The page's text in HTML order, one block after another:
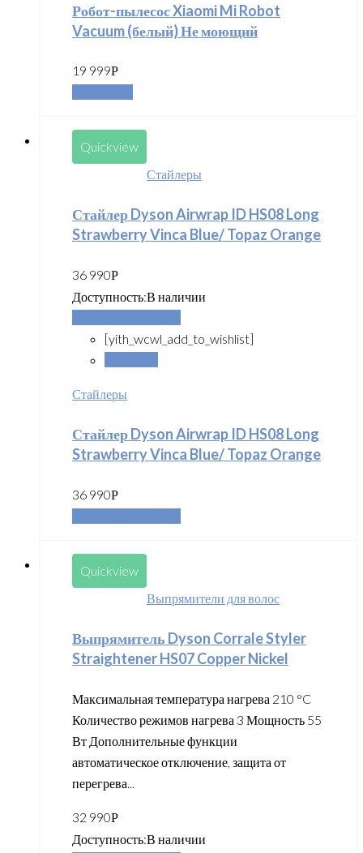
Робот-пылесос Xiaomi Mi Robot
Vacuum (белый) Не моющий
19 999Р
Quickview
Стайлеры
Стайлер Dyson Airwrap ID HS08 Long
Strawberry Vinca Blue/ Topaz Orange
36 990Р
Доступность:В наличии
[yith_wcwl_add_to_wishlist]
Стайлеры
Стайлер Dyson Airwrap ID HS08 Long
Strawberry Vinca Blue/ Topaz Orange
36 990Р
Quickview
Выпрямители для волос
Выпрямитель Dyson Corrale Styler
Straightener HS07 Copper Nickel
Максимальная температура нагрева 210 °C
Количество режимов нагрева 3 Мощность 55
Вт Дополнительные функции
автоматическое отключение, защита от
перегрева...
32 990Р
Доступность:В наличии